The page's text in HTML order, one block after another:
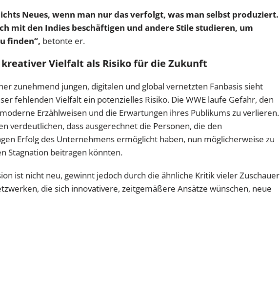
Neues, wenn man nur das verfolgt, was man selbst produziert.
mit den Indies beschäftigen und andere Stile studieren, um
finden“, betonte er.
kreativer Vielfalt als Risiko für die Zukunft
zunehmend jungen, digitalen und global vernetzten Fanbasis sieht
fehlenden Vielfalt ein potenzielles Risiko. Die WWE laufe Gefahr, den
Erzählweisen und die Erwartungen ihres Publikums zu verlieren.
verdeutlichen, dass ausgerechnet die Personen, die den
Erfolg des Unternehmens ermöglicht haben, nun möglicherweise zu
Stagnation beitragen könnten.
ist nicht neu, gewinnt jedoch durch die ähnliche Kritik vieler Zuschauer
die sich innovativere, zeitgemäßere Ansätze wünschen, neue